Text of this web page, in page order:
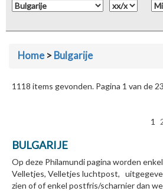
Home>Bulgarije
1118 items gevonden. Pagina 1 van de
1
BULGARIJE
Op deze Philamundi pagina worden
Velletjes, Velletjes luchtpost,
zien of of enkel postfris/scharnier dan